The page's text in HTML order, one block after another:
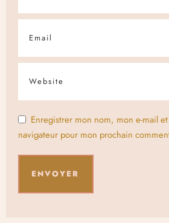
Enregistrer mon nom, mon e-mail
navigateur pour mon prochain